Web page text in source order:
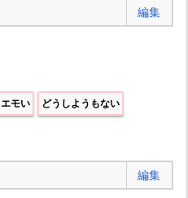
編集
エモい どうしようもない
編集